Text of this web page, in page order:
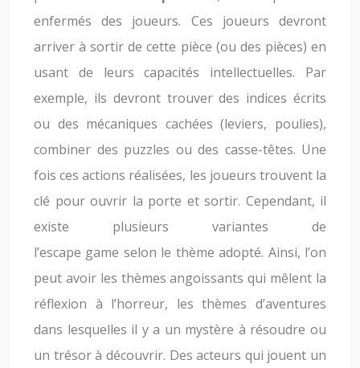
enfermés des joueurs. Ces joueurs devront
arriver à sortir de cette pièce (ou des pièces) en
usant de leurs capacités intellectuelles. Par
exemple, ils devront trouver des indices écrits
ou des mécaniques cachées (leviers, poulies),
combiner des puzzles ou des casse-têtes. Une
fois ces actions réalisées, les joueurs trouvent la
clé pour ouvrir la porte et sortir. Cependant, il
existe plusieurs variantes de
l’escape game selon le thème adopté. Ainsi, l’on
peut avoir les thèmes angoissants qui mêlent la
réflexion à l’horreur, les thèmes d’aventures
dans lesquelles il y a un mystère à résoudre ou
un trésor à découvrir. Des acteurs qui jouent un